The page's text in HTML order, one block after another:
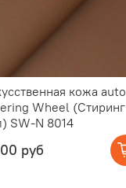
кожа auto
Wheel (Стиринг
SW-N 8014
руб